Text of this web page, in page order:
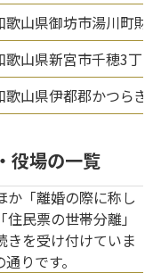
歌山県御坊市湯川町財
歌山県新宮市千穂3丁
歌山県伊都郡かつらぎ
役場の一覧
か「離婚の際に称し
民票の世帯分離」
きを受け付けていま
りです。